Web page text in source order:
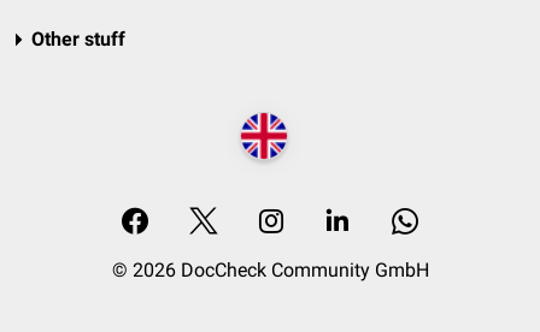
Other stuff
© 2026 DocCheck Community GmbH